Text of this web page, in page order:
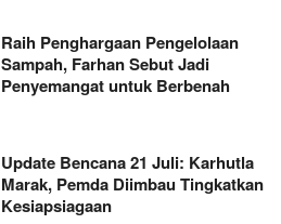
Raih Penghargaan Pengelolaan
Sampah, Farhan Sebut Jadi
Penyemangat untuk Berbenah
Update Bencana 21 Juli: Karhutla
Marak, Pemda Diimbau Tingkatkan
Kesiapsiagaan